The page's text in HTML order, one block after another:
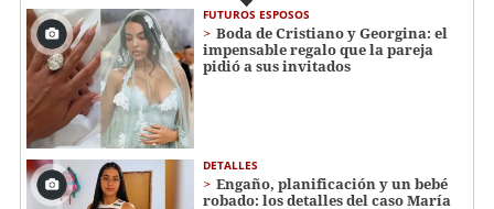
FUTUROS ESPOSOS
Boda de Cristiano y Georgina: el
impensable regalo que la pareja
pidió a sus invitados
DETALLES
Engaño, planificación y un bebé
robado: los detalles del caso María